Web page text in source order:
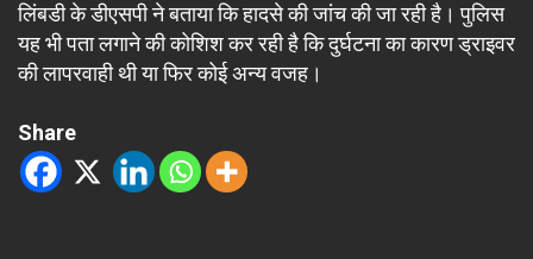
लिंबडी के डीएसपी ने बताया कि हादसे की जांच की जा रही है। पुलिस
यह भी पता लगाने की कोशिश कर रही है कि दुर्घटना का कारण ड्राइवर
की लापरवाही थी या फिर कोई अन्य वजह।
Share